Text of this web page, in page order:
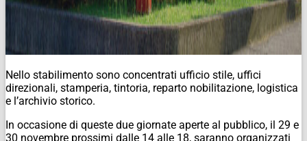
Nello stabilimento sono concentrati ufficio stile, uffici
direzionali, stamperia, tintoria, reparto nobilitazione, logistica
e l’archivio storico.
In occasione di queste due giornate aperte al pubblico, il 29 e
30 novembre prossimi dalle 14 alle 18, saranno organizzati